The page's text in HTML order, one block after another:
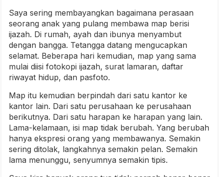
Saya sering membayangkan bagaimana perasaan
seorang anak yang pulang membawa map berisi
ijazah. Di rumah, ayah dan ibunya menyambut
dengan bangga. Tetangga datang mengucapkan
selamat. Beberapa hari kemudian, map yang sama
mulai diisi fotokopi ijazah, surat lamaran, daftar
riwayat hidup, dan pasfoto.
Map itu kemudian berpindah dari satu kantor ke
kantor lain. Dari satu perusahaan ke perusahaan
berikutnya. Dari satu harapan ke harapan yang lain.
Lama-kelamaan, isi map tidak berubah. Yang berubah
hanya ekspresi orang yang membawanya. Semakin
sering ditolak, langkahnya semakin pelan. Semakin
lama menunggu, senyumnya semakin tipis.